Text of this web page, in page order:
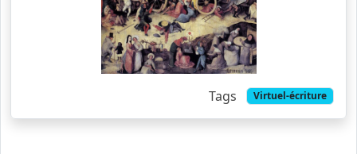
Tags Virtuel-écriture